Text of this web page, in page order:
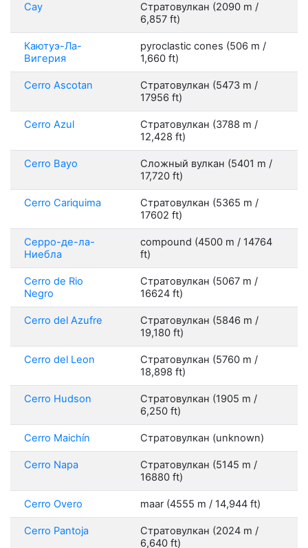
Cay
Стратовулкан (2090 m /
6,857 ft)
Каютуэ-Ла-
Вигерия
pyroclastic cones (506 m /
1,660 ft)
Cerro Ascotan
Стратовулкан (5473 m /
17956 ft)
Cerro Azul
Стратовулкан (3788 m /
12,428 ft)
Cerro Bayo
Сложный вулкан (5401 m /
17,720 ft)
Cerro Cariquima
Стратовулкан (5365 m /
17602 ft)
Серро-де-ла-
Ниебла
compound (4500 m / 14764
ft)
Cerro de Rio
Negro
Стратовулкан (5067 m /
16624 ft)
Cerro del Azufre
Стратовулкан (5846 m /
19,180 ft)
Cerro del Leon
Стратовулкан (5760 m /
18,898 ft)
Cerro Hudson
Стратовулкан (1905 m /
6,250 ft)
Cerro Maichín Стратовулкан (unknown)
Cerro Napa
Стратовулкан (5145 m /
16880 ft)
Cerro Overo maar (4555 m / 14,944 ft)
Cerro Pantoja
Стратовулкан (2024 m /
6,640 ft)